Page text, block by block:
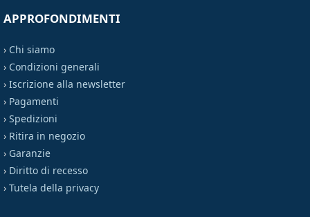
APPROFONDIMENTI
› Chi siamo
› Condizioni generali
› Iscrizione alla newsletter
› Pagamenti
› Spedizioni
› Ritira in negozio
› Garanzie
› Diritto di recesso
› Tutela della privacy